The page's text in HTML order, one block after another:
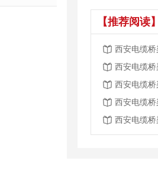
【推荐阅读
西安电缆
西安电缆
西安电缆
西安电缆
西安电缆